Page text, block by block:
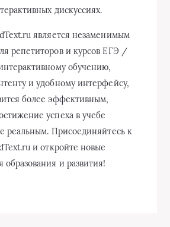
дискуссиях.
является незаменимым
репетиторов и курсов ЕГЭ /
обучению,
и удобному интерфейсу,
более эффективным,
успеха в учебе
реальным. Присоединяйтесь к
и откройте новые
образования и развития!